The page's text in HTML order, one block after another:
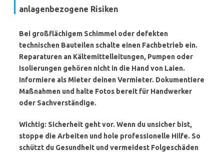
anlagenbezogene Risiken
Bei großflächigem Schimmel oder defekten
technischen Bauteilen schalte einen Fachbetrieb ein.
Reparaturen an Kältemittelleitungen, Pumpen oder
Isolierungen gehören nicht in die Hand von Laien.
Informiere als Mieter deinen Vermieter. Dokumentiere
Maßnahmen und halte Fotos bereit für Handwerker
oder Sachverständige.
Wichtig: Sicherheit geht vor. Wenn du unsicher bist,
stoppe die Arbeiten und hole professionelle Hilfe. So
schützt du Gesundheit und vermeidest Folgeschäden